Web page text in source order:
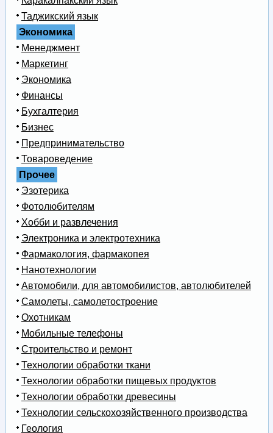
Таджикский язык
Экономика
Менеджмент
Маркетинг
Экономика
Финансы
Бухгалтерия
Бизнес
Предпринимательство
Товароведение
Прочее
Эзотерика
Фотолюбителям
Хобби и развлечения
Электроника и электротехника
Фармакология, фармакопея
Нанотехнологии
Автомобили, для автомобилистов, автолюбителей
Самолеты, самолетостроение
Охотникам
Мобильные телефоны
Строительство и ремонт
Технологии обработки ткани
Технологии обработки пищевых продуктов
Технологии обработки древесины
Технологии сельскохозяйственного производства
Геология